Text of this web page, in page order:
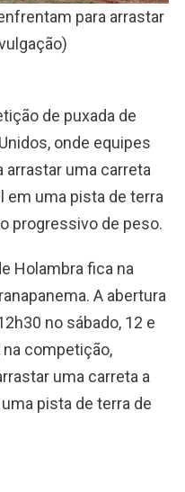
para arrastar
de puxada de
onde equipes
uma carreta
em uma pista de terra
progressivo de peso.
Holambra fica na
A abertura
no sábado, 12 e
na competição,
uma carreta a
pista de terra de